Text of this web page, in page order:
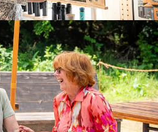
winkel
wij heel veel leuke
avonturiers, tuinders of
een leuk cadeautje of